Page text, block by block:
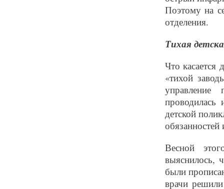
Поэтому на
отделения.
Тихая
Что касается
«тихой
проводилась
детской
Весной
выяснилось,
были
врачи